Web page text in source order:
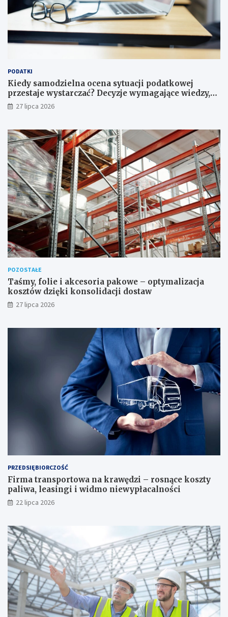
PODATKI
Kiedy samodzielna ocena sytuacji podatkowej
przestaje wystarczać? Decyzje wymagające wiedzy,
której nie zastąpi internet
27 lipca 2026
POZOSTAŁE
Taśmy, folie i akcesoria pakowe – optymalizacja
kosztów dzięki konsolidacji dostaw
27 lipca 2026
PRZEDSIĘBIORCZOŚĆ
Firma transportowa na krawędzi – rosnące koszty
paliwa, leasingi i widmo niewypłacalności
22 lipca 2026